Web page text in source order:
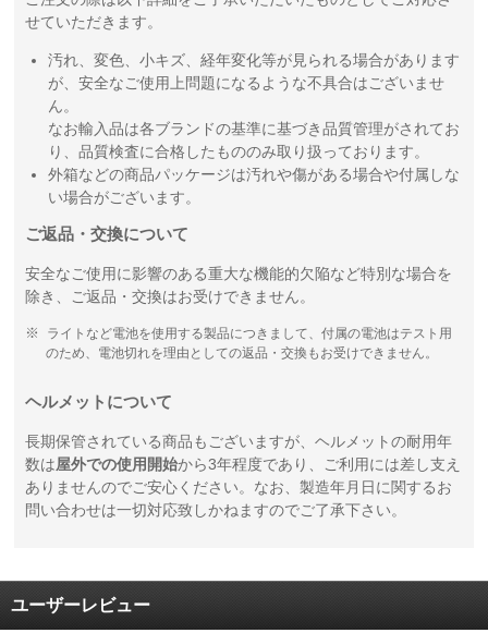
せていただきます。
汚れ、変色、小キズ、経年変化等が見られる場合があります
が、安全なご使用上問題になるような不具合はございませ
ん。
なお輸入品は各ブランドの基準に基づき品質管理がされてお
り、品質検査に合格したもののみ取り扱っております。
外箱などの商品パッケージは汚れや傷がある場合や付属しな
い場合がございます。
ご返品・交換について
安全なご使用に影響のある重大な機能的欠陥など特別な場合を
除き、ご返品・交換はお受けできません。
ライトなど電池を使用する製品につきまして、付属の電池はテスト用
のため、電池切れを理由としての返品・交換もお受けできません。
ヘルメットについて
長期保管されている商品もございますが、ヘルメットの耐用年
数は屋外での使用開始から3年程度であり、ご利用には差し支え
ありませんのでご安心ください。なお、製造年月日に関するお
問い合わせは一切対応致しかねますのでご了承下さい。
ユーザーレビュー